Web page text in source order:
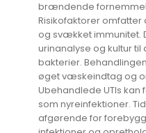
brændende
Risikofaktorer omfatter
og svækket immunitet.
urinanalyse og kultur
bakterier.
øget væskeindtag og
Ubehandlede UTIs
som nyreinfektioner.
afgørende for